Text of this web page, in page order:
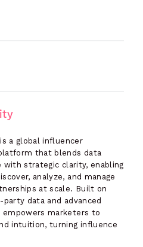
a global influencer
that blends data
with strategic clarity, enabling
analyze, and manage
at scale. Built on
data and advanced
empowers marketers to
intuition, turning influence